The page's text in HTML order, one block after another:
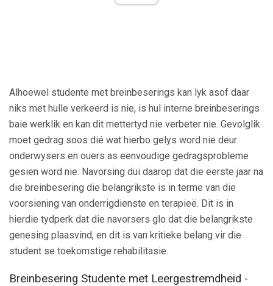
Alhoewel studente met breinbeserings kan lyk asof daar
niks met hulle verkeerd is nie, is hul interne breinbeserings
baie werklik en kan dit mettertyd nie verbeter nie. Gevolglik
moet gedrag soos dié wat hierbo gelys word nie deur
onderwysers en ouers as eenvoudige gedragsprobleme
gesien word nie. Navorsing dui daarop dat die eerste jaar na
die breinbesering die belangrikste is in terme van die
voorsiening van onderrigdienste en terapieë. Dit is in
hierdie tydperk dat die navorsers glo dat die belangrikste
genesing plaasvind, en dit is van kritieke belang vir die
student se toekomstige rehabilitasie.
Breinbesering Studente met Leergestremdheid -